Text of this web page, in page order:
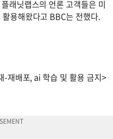
래닛랩스의 언론 고객들은 미
용해왔다고 BBC는 전했다.
-재배포, ai 학습 및 활용 금지>